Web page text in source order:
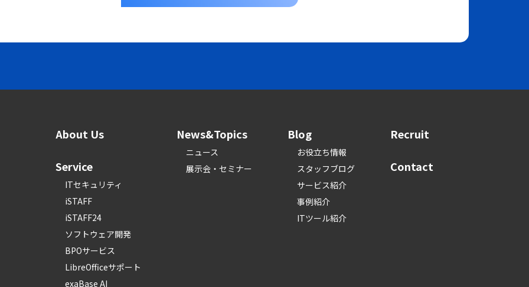
About Us
Service
ITセキュリティ
iSTAFF
iSTAFF24
ソフトウェア開発
BPOサービス
LibreOfficeサポート
exaBase AI
News&Topics
ニュース
展示会・セミナー
Blog
お役立ち情報
スタッフブログ
サービス紹介
事例紹介
ITツール紹介
Recruit
Contact